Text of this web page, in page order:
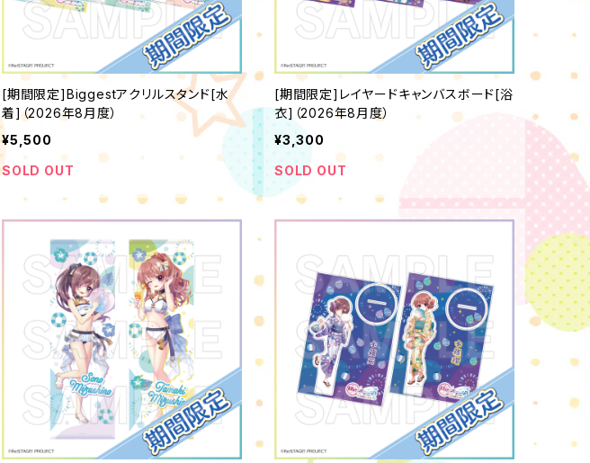
[期間限定]Biggestアクリルスタンド[水
着]（2026年8月度）
¥5,500
SOLD OUT
[期間限定]レイヤードキャンバスボード[浴
衣]（2026年8月度）
¥3,300
SOLD OUT